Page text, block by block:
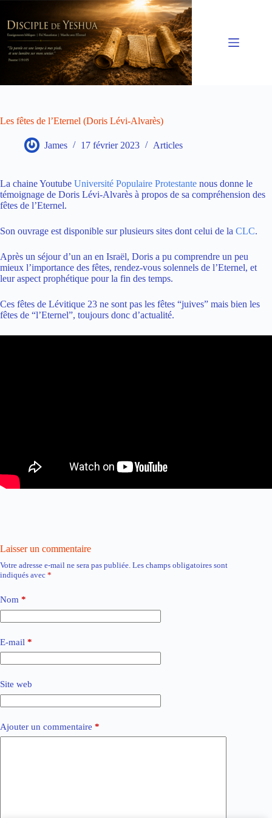
contenu
Les fêtes de l’Eternel (Doris Lévi-Alvarès)
James 17 février 2023 Articles
La chaine Youtube Université Populaire Protestante nous donne le
témoignage de Doris Lévi-Alvarès à propos de sa compréhension des
fêtes de l’Eternel.
Son ouvrage est disponible sur plusieurs sites dont celui de la CLC.
Après un séjour d’un an en Israël, Doris a pu comprendre un peu
mieux l’importance des fêtes, rendez-vous solennels de l’Eternel, et
leur aspect prophétique pour la fin des temps.
Ces fêtes de Lévitique 23 ne sont pas les fêtes “juives” mais bien les
fêtes de “l’Eternel”, toujours donc d’actualité.
Laisser un commentaire
Votre adresse e-mail ne sera pas publiée. Les champs obligatoires sont
indiqués avec *
Nom *
E-mail *
Site web
Ajouter un commentaire *